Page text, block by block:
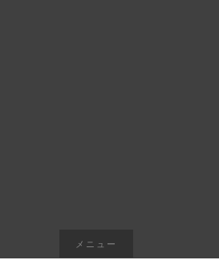
メニュー